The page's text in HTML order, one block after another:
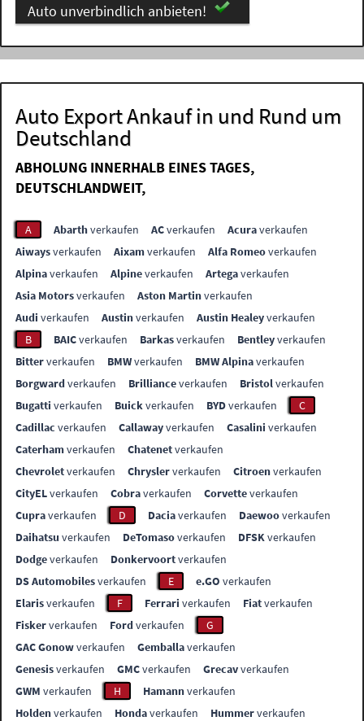
Auto unverbindlich anbieten!
Auto Export Ankauf in und Rund um
Deutschland
ABHOLUNG INNERHALB EINES TAGES,
DEUTSCHLANDWEIT,
A Abarthverkaufen ACverkaufen Acuraverkaufen
Aiwaysverkaufen Aixamverkaufen Alfa Romeoverkaufen
Alpinaverkaufen Alpineverkaufen Artegaverkaufen
Asia Motorsverkaufen Aston Martinverkaufen
Audi verkaufen Austinverkaufen Austin Healeyverkaufen
B
BAICverkaufen Barkasverkaufen Bentleyverkaufen
Bitterverkaufen BMWverkaufen BMW Alpinaverkaufen
Borgwardverkaufen Brillianceverkaufen Bristolverkaufen
Bugatti verkaufen Buickverkaufen BYDverkaufen
C
Cadillac verkaufen Callawayverkaufen Casalini verkaufen
Caterhamverkaufen Chatenetverkaufen
Chevroletverkaufen Chryslerverkaufen Citroenverkaufen
CityELverkaufen Cobraverkaufen Corvetteverkaufen
Cupraverkaufen D Daciaverkaufen Daewooverkaufen
Daihatsu verkaufen DeTomasoverkaufen DFSKverkaufen
Dodgeverkaufen Donkervoortverkaufen
DS Automobilesverkaufen E e.GO verkaufen
Elarisverkaufen F Ferrari verkaufen Fiatverkaufen
Fiskerverkaufen Fordverkaufen
G
GAC Gonowverkaufen Gemballaverkaufen
Genesisverkaufen GMCverkaufen Grecavverkaufen
GWM verkaufen H Hamannverkaufen
Holdenverkaufen Hondaverkaufen Hummerverkaufen